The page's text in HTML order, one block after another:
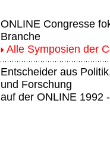
ONLINE Congresse
Branche
Alle Symposien der
Entscheider aus
und Forschung
auf der ONLINE 1992